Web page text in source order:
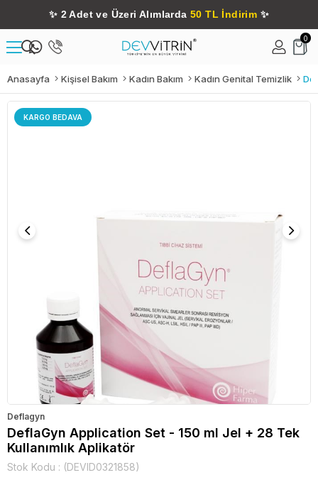
✨ 2 Adet ve Üzeri Alımlarda 50 TL İndirim ✨
0
Anasayfa Kişisel Bakım Kadın Bakım Kadın Genital Temizlik
KARGO BEDAVA
Deflagyn
DeflaGyn Application Set - 150 ml Jel + 28 Tek
Kullanımlık Aplikatör
Stok Kodu (DEVID0321858)